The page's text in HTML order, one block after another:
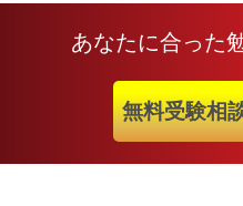
あなたに合った
無料受験相